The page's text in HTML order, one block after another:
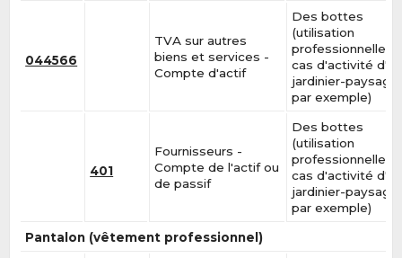
044566
TVA sur autres
biens et services -
Compte d'actif
Des bottes
(utilisation
professionnelle,
cas d'activité d'un
jardinier-
par exemple)
401
Fournisseurs -
Compte de l'actif ou
de passif
Des bottes
(utilisation
professionnelle,
cas d'activité d'un
jardinier-
par exemple)
Pantalon (vêtement professionnel)